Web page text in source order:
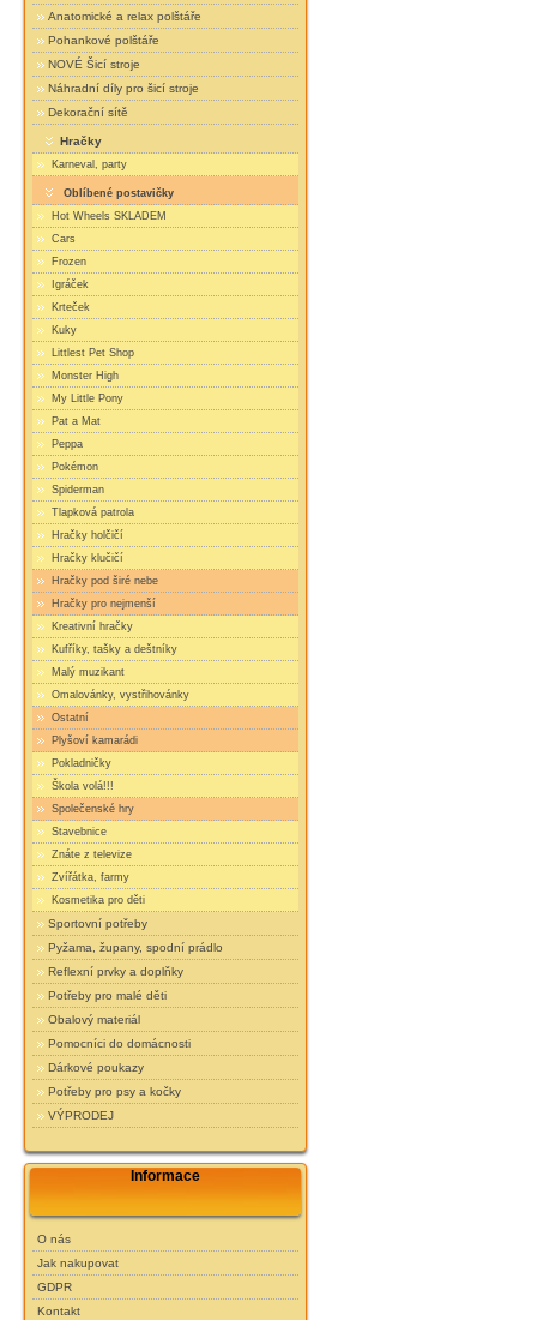
Anatomické a relax polštáře
Pohankové polštáře
NOVÉ Šicí stroje
Náhradní díly pro šicí stroje
Dekorační sítě
Hračky
Karneval, party
Oblíbené postavičky
Hot Wheels SKLADEM
Cars
Frozen
Igráček
Krteček
Kuky
Littlest Pet Shop
Monster High
My Little Pony
Pat a Mat
Peppa
Pokémon
Spiderman
Tlapková patrola
Hračky holčičí
Hračky klučičí
Hračky pod širé nebe
Hračky pro nejmenší
Kreativní hračky
Kufříky, tašky a deštníky
Malý muzikant
Omalovánky, vystřihovánky
Ostatní
Plyšoví kamarádi
Pokladničky
Škola volá!!!
Společenské hry
Stavebnice
Znáte z televize
Zvířátka, farmy
Kosmetika pro děti
Sportovní potřeby
Pyžama, župany, spodní prádlo
Reflexní prvky a doplňky
Potřeby pro malé děti
Obalový materiál
Pomocníci do domácnosti
Dárkové poukazy
Potřeby pro psy a kočky
VÝPRODEJ
Informace
O nás
Jak nakupovat
GDPR
Kontakt